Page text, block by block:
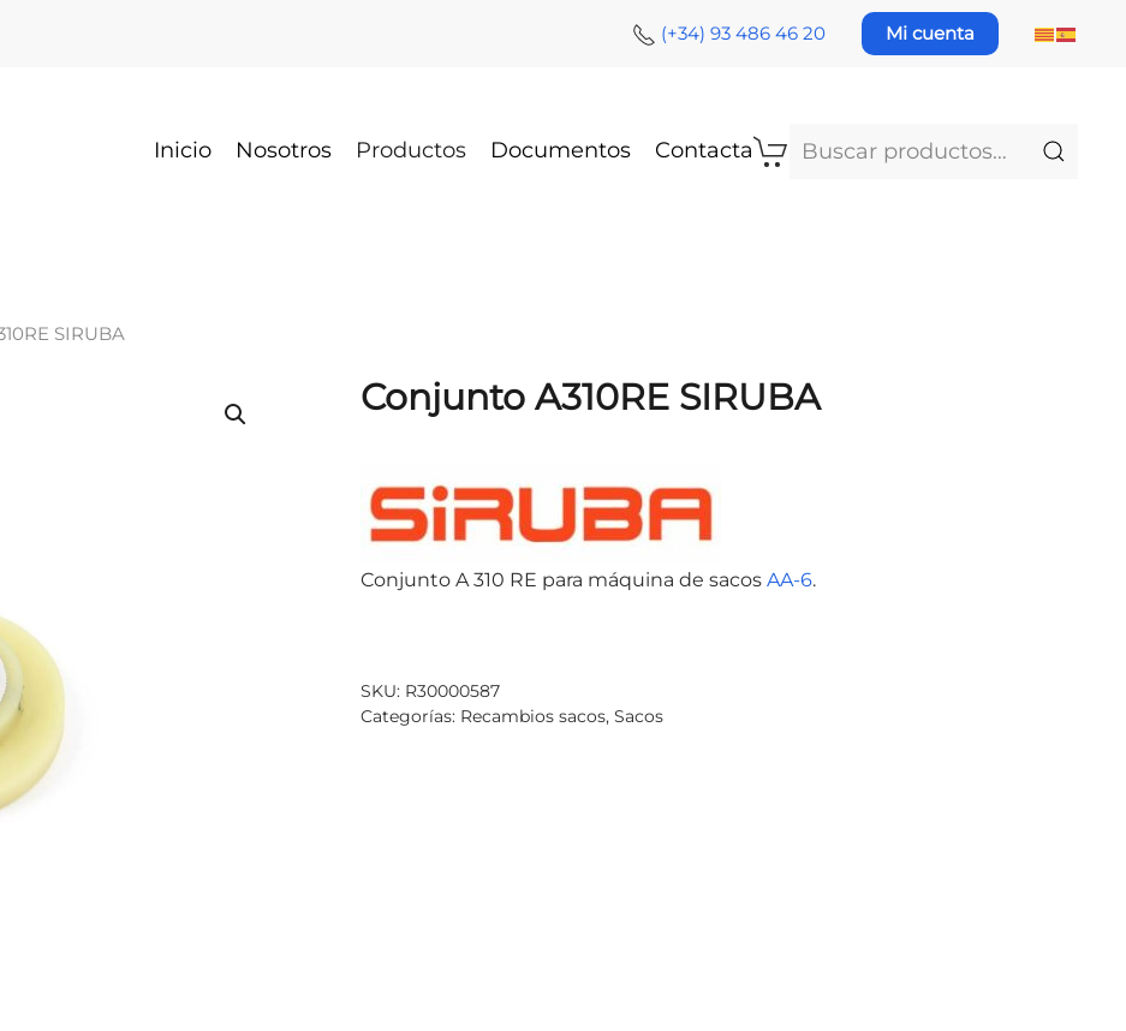
(+34) 93 486 46 20 Mi cuenta
Inicio Nosotros Productos Documentos Contacta
Buscar
SIRUBA
Conjunto A310RE SIRUBA
Conjunto A 310 RE para máquina de sacos AA-6.
SKU: R30000587
Categorías: Recambios sacos, Sacos